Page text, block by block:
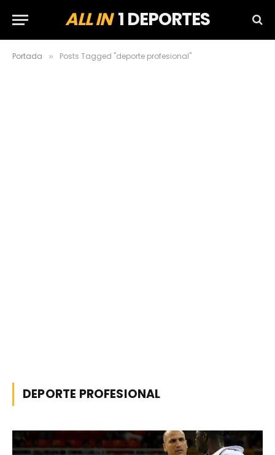
ALL IN1 DEPORTES
Portada » Posts Tagged "deporte profesional"
DEPORTE PROFESIONAL